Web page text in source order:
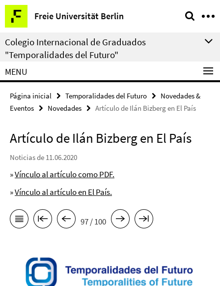
Springe
direkt
zu
Inhalt
Freie Universität Berlin
Herramientas
de
navegación
Colegio Internacional de Graduados
"Temporalidades del Futuro"
MENU
Página inicial Temporalidades del Futuro
Novedades &
Eventos
Novedades Artículo de Ilán Bizberg en El País
Artículo de Ilán Bizberg en El País
Noticias de 11.06.2020
»Vínculo al artículo como PDF.
»Vínculo al artículo en El País.
97 / 100